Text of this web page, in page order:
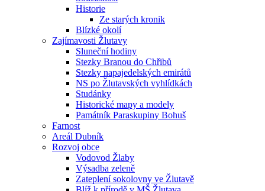
Historie
Ze starých kronik
Blízké okolí
Zajímavosti Žlutavy
Sluneční hodiny
Stezky Branou do Chřibů
Stezky napajedelských emirátů
NS po Žlutavských vyhlídkách
Studánky
Historické mapy a modely
Památník Paraskupiny Bohuš
Farnost
Areál Dubník
Rozvoj obce
Vodovod Žlaby
Výsadba zeleně
Zateplení sokolovny ve Žlutavě